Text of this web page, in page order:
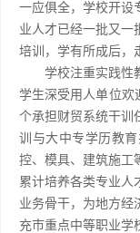
一应俱全，学校开设
业人才已经一批又一
培训，学有所成后，
学校注重实践性教
学生深受用人单位欢
个承担财贸系统干训
训与大中专学历教
控、模具、建筑施工
累计培养各类专业人
业务骨干，为地方经
充市重点中等职业学